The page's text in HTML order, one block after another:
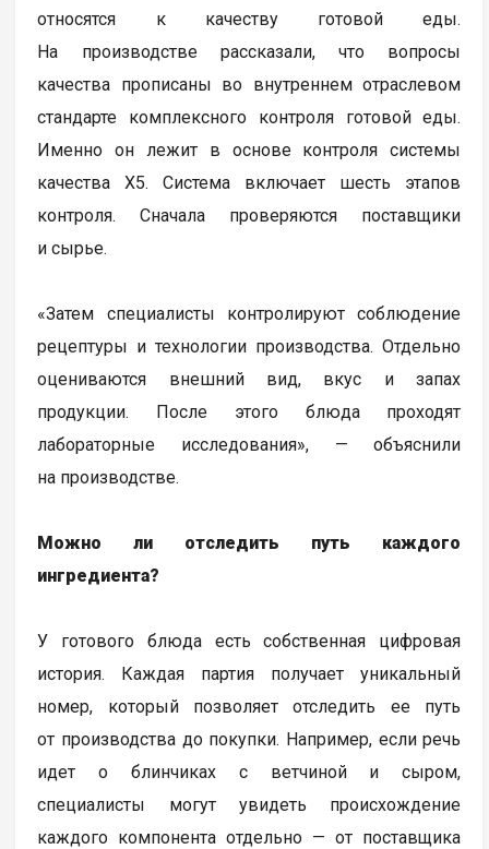
относятся к качеству готовой еды.
На производстве рассказали, что вопросы
качества прописаны во внутреннем отраслевом
стандарте комплексного контроля готовой еды.
Именно он лежит в основе контроля системы
качества Х5. Система включает шесть этапов
контроля. Сначала проверяются поставщики
и сырье.
«Затем специалисты контролируют соблюдение
рецептуры и технологии производства. Отдельно
оцениваются внешний вид, вкус и запах
продукции. После этого блюда проходят
лабораторные исследования», — объяснили
на производстве.
Можно ли отследить путь каждого
ингредиента?
У готового блюда есть собственная цифровая
история. Каждая партия получает уникальный
номер, который позволяет отследить ее путь
от производства до покупки. Например, если речь
идет о блинчиках с ветчиной и сыром,
специалисты могут увидеть происхождение
каждого компонента отдельно — от поставщика